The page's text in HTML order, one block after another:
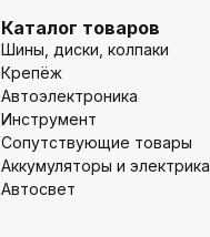
Каталог товаров
Шины, диски, колпаки
Крепёж
Автоэлектроника
Инструмент
Сопутствующие товары
Аккумуляторы и электрика
Автосвет